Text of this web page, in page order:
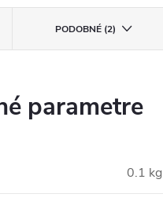
PODOBNÉ (2)
parametre
0.1 kg